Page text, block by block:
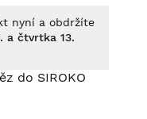
do SIROKO
nyní a obdržíte
a čtvrtka 13.